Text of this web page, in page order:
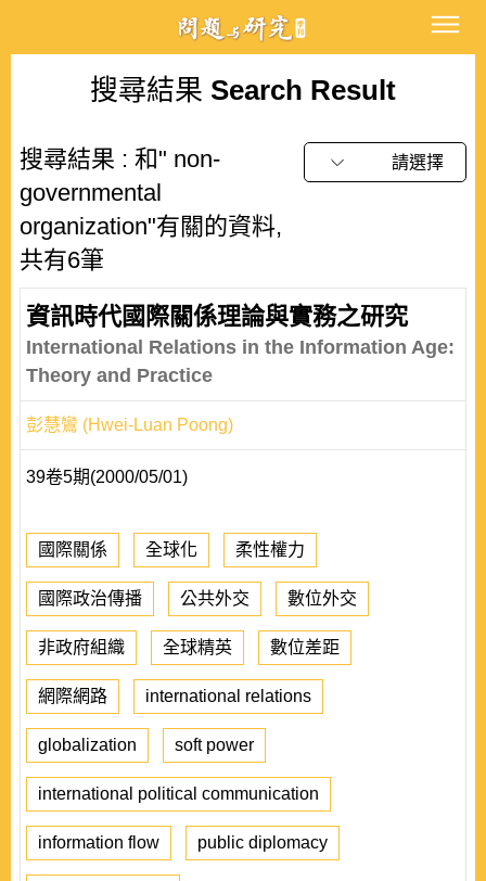
搜尋結果 Search Result
搜尋結果 : 和" non-
governmental
organization"有關的資料,
共有6筆
請選擇
資訊時代國際關係理論與實務之研究
International Relations in the Information Age:
Theory and Practice
彭慧鸞 (Hwei-Luan Poong)
39卷5期(2000/05/01)
國際關係 全球化 柔性權力
國際政治傳播 公共外交 數位外交
非政府組織 全球精英 數位差距
網際網路 international relations
globalization soft power
international political communication
information flow public diplomacy